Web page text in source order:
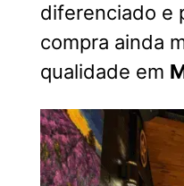
diferenciado e
compra ainda
qualidade em